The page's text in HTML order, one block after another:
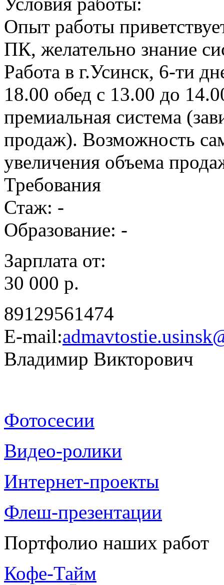
Опыт работы
ПК, желательно знание
Работа в г.Усинск, 6-ти
18.00 обед с 13.00 до
премиальная система
продаж). Возможность
увеличения объема
Требования
Стаж: -
Образование: -
Зарплата от:
30 000 р.
89129561474
E-mail:
Владимир Викторович
Фотосесии
Видео-ролики
Интернет-проекты
Флеш-презентации
Портфолио наших работ
Кофе-Тайм